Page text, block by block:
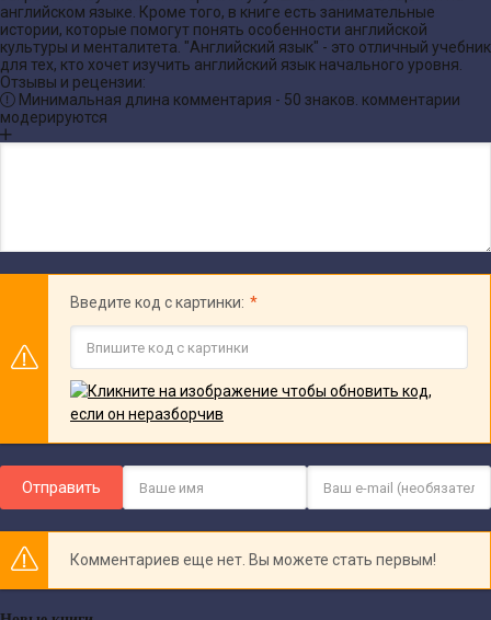
английском языке. Кроме того, в книге есть занимательные
истории, которые помогут понять особенности английской
культуры и менталитета. "Английский язык" - это отличный учебник
для тех, кто хочет изучить английский язык начального уровня.
Отзывы и рецензии:
Минимальная длина комментария - 50 знаков. комментарии
модерируются
Введите код с картинки:
Отправить
Комментариев еще нет. Вы можете стать первым!